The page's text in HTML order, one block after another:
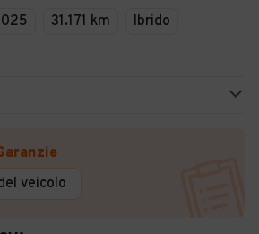
31.171 km
Ibrido
veicolo